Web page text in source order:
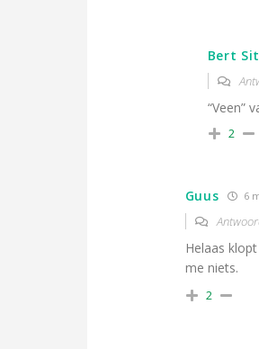
Bert
“Veen”
2
Guus 6
Helaas
me niets.
2